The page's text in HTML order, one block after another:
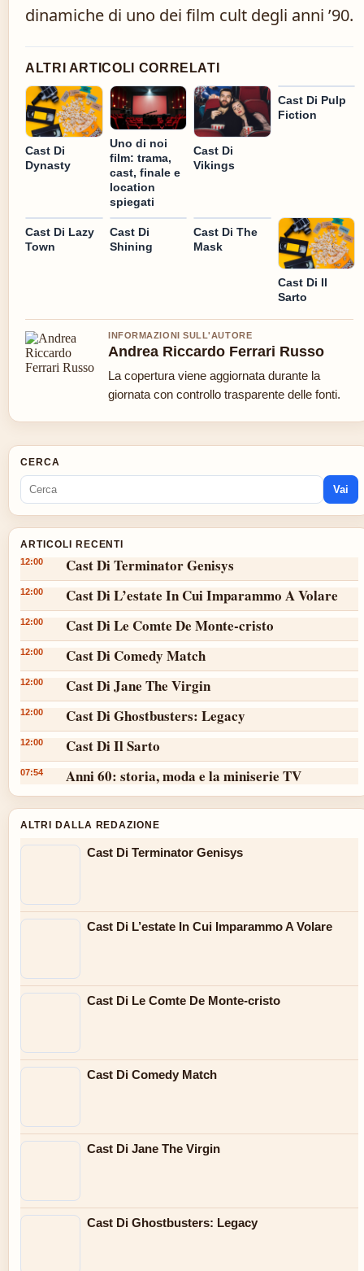
dinamiche di uno dei film cult degli anni ’90.
ALTRI ARTICOLI CORRELATI
Cast Di
Dynasty
Uno di noi
film: trama,
cast, finale e
location
spiegati
Cast Di
Vikings
Cast Di Pulp
Fiction
Cast Di Lazy
Town
Cast Di
Shining
Cast Di The
Mask
Cast Di Il
Sarto
INFORMAZIONI SULL'AUTORE
Andrea Riccardo Ferrari Russo
La copertura viene aggiornata durante la
giornata con controllo trasparente delle fonti.
CERCA
Vai
ARTICOLI RECENTI
12:00 Cast Di Terminator Genisys
12:00 Cast Di L’estate In Cui Imparammo A Volare
12:00 Cast Di Le Comte De Monte-cristo
12:00 Cast Di Comedy Match
12:00 Cast Di Jane The Virgin
12:00 Cast Di Ghostbusters: Legacy
12:00 Cast Di Il Sarto
07:54 Anni 60: storia, moda e la miniserie TV
ALTRI DALLA REDAZIONE
Cast Di Terminator Genisys
Cast Di L’estate In Cui Imparammo A Volare
Cast Di Le Comte De Monte-cristo
Cast Di Comedy Match
Cast Di Jane The Virgin
Cast Di Ghostbusters: Legacy